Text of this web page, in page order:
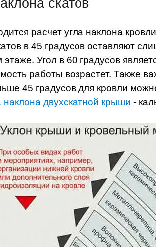
скатов
расчет угла наклона
в 45 градусов оставляют
Угол в 60 градусов
работы возрастет. Также
45 градусов для кровли
наклона двухскатной крыши -